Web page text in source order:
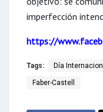
imperfección
https://
Tags: Día
Faber-Castell